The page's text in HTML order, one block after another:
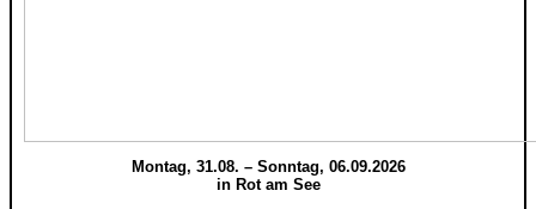
Montag, 31.08. – Sonntag, 06.09.2026
in Rot am See